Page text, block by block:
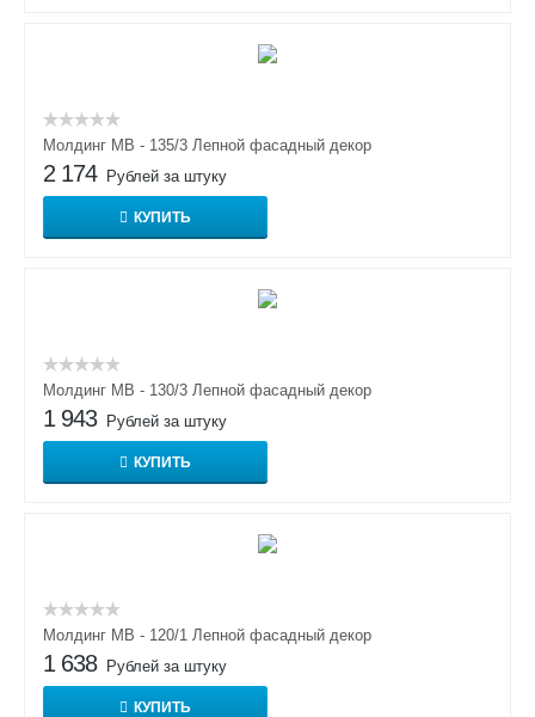
Молдинг МВ - 135/3 Лепной фасадный декор
2 174 Рублей за штуку
КУПИТЬ
Молдинг МВ - 130/3 Лепной фасадный декор
1 943 Рублей за штуку
КУПИТЬ
Молдинг МВ - 120/1 Лепной фасадный декор
1 638 Рублей за штуку
КУПИТЬ